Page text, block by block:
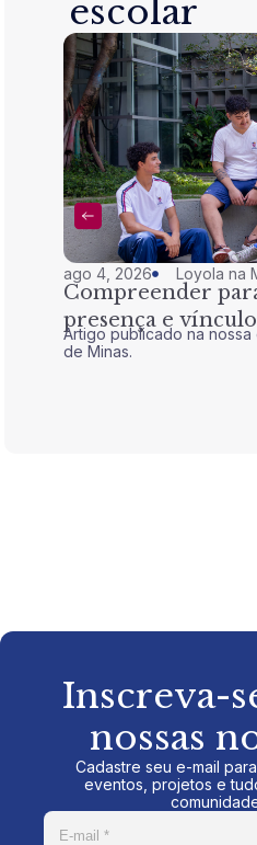
escolar
ago 4, 2026 Loyola na
Compreender
presença e
Artigo publicado na
de Minas.
Inscreva-
nossas
Cadastre seu e-mail
eventos, projetos e